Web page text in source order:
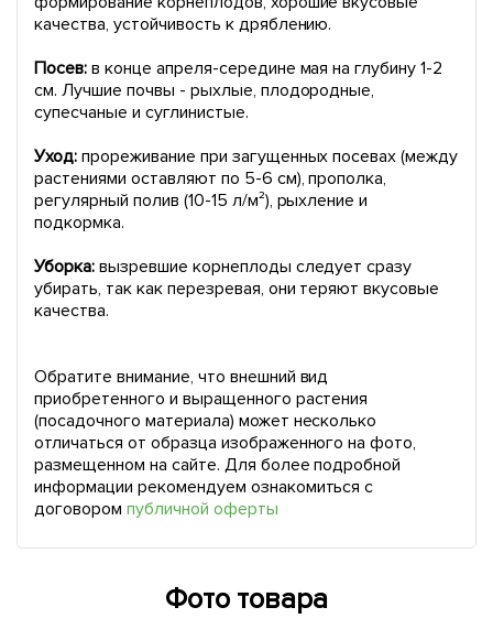
качества, устойчивость к дряблению.
Посев:в конце апреля-середине мая на глубину 1-2
см. Лучшие почвы - рыхлые, плодородные,
супесчаные и суглинистые.
Уход:прореживание при загущенных посевах (между
растениями оставляют по 5-6 см), прополка,
регулярный полив (10-15 л/м²), рыхление и
подкормка.
Уборка:вызревшие корнеплоды следует сразу
убирать, так как перезревая, они теряют вкусовые
качества.
Обратите внимание, что внешний вид
приобретенного и выращенного растения
(посадочного материала) может несколько
отличаться от образца изображенного на фото,
размещенном на сайте. Для более подробной
информации рекомендуем ознакомиться с
договором публичной оферты
Фото товара